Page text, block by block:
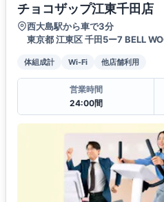
チョコザップ江東千田店
西大島駅から車で3分
東京都 江東区 千田5ー7 BELL
体組成計 Wi-Fi 他店舗利用
営業時間
24:00間